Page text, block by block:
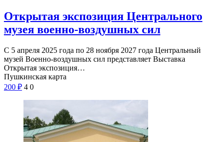
Открытая экспозиция Центрального
музея военно-воздушных сил
С 5 апреля 2025 года по 28 ноября 2027 года Центральный
музей Военно-воздушных сил представляет Выставка
Открытая экспозиция…
Пушкинская карта
200 ₽ 4 0